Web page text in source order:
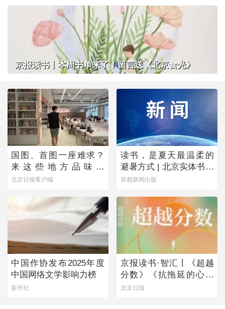
京报读书丨本周书单来了！留言送《北京食光》
国图、首图一座难求？
来这些地方品味书
香……
北京日报客户端
读书，是夏天最温柔的
避暑方式 | 北京实体书店
活动预告（8月1日-8月7
首都新闻出版
中国作协发布2025年度
中国网络文学影响力榜
新华社
京报读书·智汇丨《超越
分数》《抗拖延的心理
学》《物理学的第一次
北京日报